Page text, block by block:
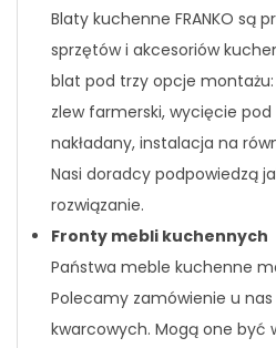
Blaty kuchenne FRANKO są
sprzętów i akcesoriów
blat pod trzy opcje
zlew farmerski, wycięcie
nakładany, instalacja na
Nasi doradcy podpowiedzą
rozwiązanie.
Fronty mebli kuchennych
Państwa meble kuchenne
Polecamy zamówienie u
kwarcowych. Mogą one być